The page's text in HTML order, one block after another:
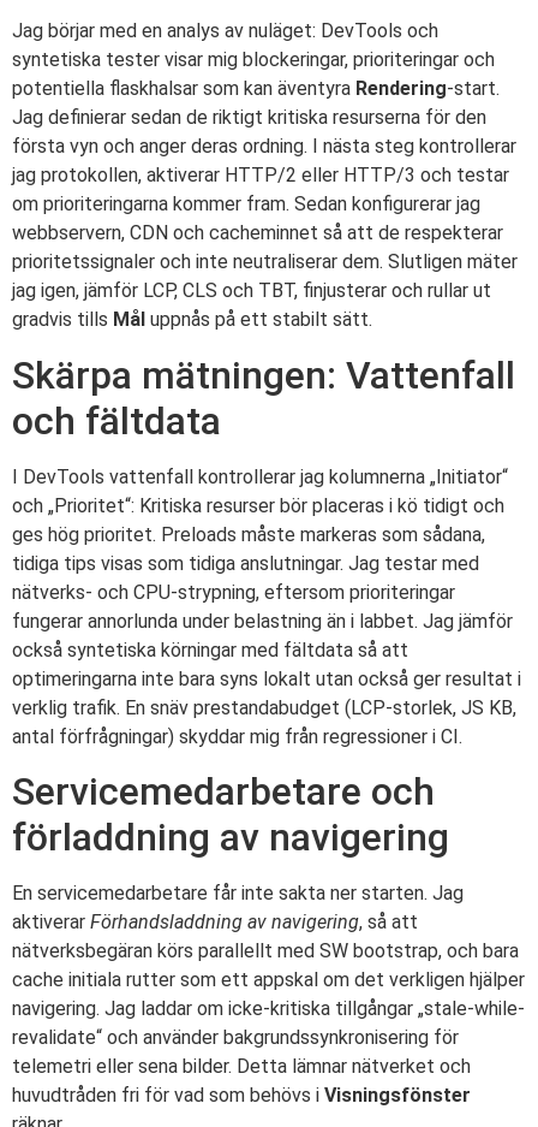
Jag börjar med en analys av nuläget: DevTools och
syntetiska tester visar mig blockeringar, prioriteringar och
potentiella flaskhalsar som kan äventyra Rendering-start.
Jag definierar sedan de riktigt kritiska resurserna för den
första vyn och anger deras ordning. I nästa steg kontrollerar
jag protokollen, aktiverar HTTP/2 eller HTTP/3 och testar
om prioriteringarna kommer fram. Sedan konfigurerar jag
webbservern, CDN och cacheminnet så att de respekterar
prioritetssignaler och inte neutraliserar dem. Slutligen mäter
jag igen, jämför LCP, CLS och TBT, finjusterar och rullar ut
gradvis tills Mål uppnås på ett stabilt sätt.
Skärpa mätningen: Vattenfall
och fältdata
I DevTools vattenfall kontrollerar jag kolumnerna „Initiator“
och „Prioritet“: Kritiska resurser bör placeras i kö tidigt och
ges hög prioritet. Preloads måste markeras som sådana,
tidiga tips visas som tidiga anslutningar. Jag testar med
nätverks- och CPU-strypning, eftersom prioriteringar
fungerar annorlunda under belastning än i labbet. Jag jämför
också syntetiska körningar med fältdata så att
optimeringarna inte bara syns lokalt utan också ger resultat i
verklig trafik. En snäv prestandabudget (LCP-storlek, JS KB,
antal förfrågningar) skyddar mig från regressioner i CI.
Servicemedarbetare och
förladdning av navigering
En servicemedarbetare får inte sakta ner starten. Jag
aktiverar Förhandsladdning av navigering, så att
nätverksbegäran körs parallellt med SW bootstrap, och bara
cache initiala rutter som ett appskal om det verkligen hjälper
navigering. Jag laddar om icke-kritiska tillgångar „stale-while-
revalidate“ och använder bakgrundssynkronisering för
telemetri eller sena bilder. Detta lämnar nätverket och
huvudtråden fri för vad som behövs i Visningsfönster